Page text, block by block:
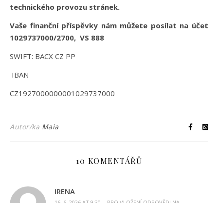
technického provozu stránek.
Vaše finanční příspěvky nám můžete posílat na účet
1029737000/2700, VS 888
SWIFT: BACX CZ PP
IBAN
CZ1927000000001029737000
Autor/ka Maia
10 KOMENTÁŘŮ
IRENA